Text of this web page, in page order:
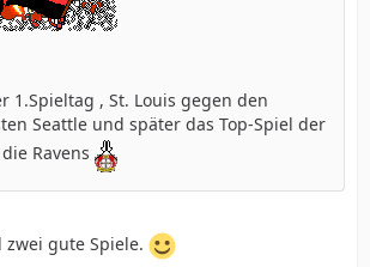
1.Spieltag , St. Louis gegen den
Seattle und später das Top-Spiel der
Ravens
zwei gute Spiele.